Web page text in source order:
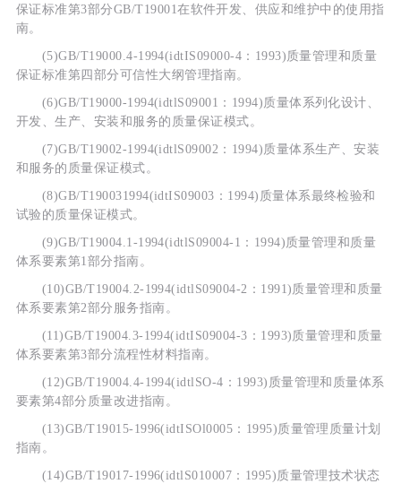
保证标准第3部分GB/T19001在软件开发、供应和维护中的使用指
南。
(5)GB/T19000.4-1994(idtIS09000-4：1993)质量管理和质量
保证标准第四部分可信性大纲管理指南。
(6)GB/T19000-1994(idtlS09001：1994)质量体系列化设计、
开发、生产、安装和服务的质量保证模式。
(7)GB/T19002-1994(idtlS09002：1994)质量体系生产、安装
和服务的质量保证模式。
(8)GB/T190031994(idtIS09003：1994)质量体系最终检验和
试验的质量保证模式。
(9)GB/T19004.1-1994(idtlS09004-1：1994)质量管理和质量
体系要素第1部分指南。
(10)GB/T19004.2-1994(idtlS09004-2：1991)质量管理和质量
体系要素第2部分服务指南。
(11)GB/T19004.3-1994(idtIS09004-3：1993)质量管理和质量
体系要素第3部分流程性材料指南。
(12)GB/T19004.4-1994(idtlSO-4：1993)质量管理和质量体系
要素第4部分质量改进指南。
(13)GB/T19015-1996(idtISOl0005：1995)质量管理质量计划
指南。
(14)GB/T19017-1996(idtlS010007：1995)质量管理技术状态